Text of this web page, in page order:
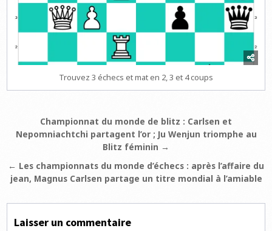
Trouvez 3 échecs et mat en 2, 3 et 4 coups
Navigation
de
l’article
Championnat du monde de blitz : Carlsen et
Nepomniachtchi partagent l’or ; Ju Wenjun triomphe au
Blitz féminin →
← Les championnats du monde d’échecs : après l’affaire du
jean, Magnus Carlsen partage un titre mondial à l’amiable
Laisser un commentaire